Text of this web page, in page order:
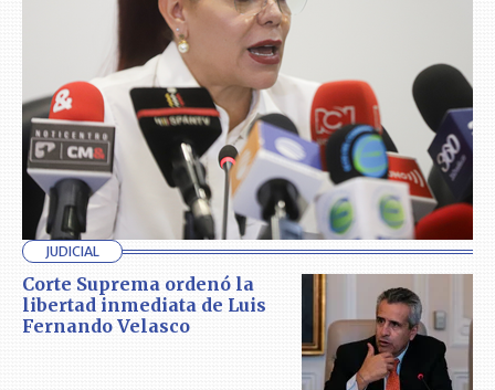
JUDICIAL
Corte Suprema ordenó la
libertad inmediata de Luis
Fernando Velasco